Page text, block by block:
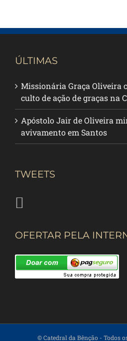
ÚLTIMAS
Missionária Graça Oliveira
culto de ação de graças na
Apóstolo Jair de Oliveira
avivamento em Santos
TWEETS
OFERTAR PELA
© Catedral da Bênção - Todos